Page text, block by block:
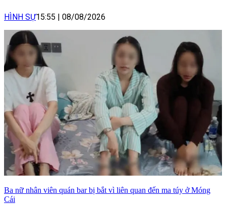
HÌNH SỰ15:55 | 08/08/2026
Ba nữ nhân viên quán bar bị bắt vì liên quan đến ma túy ở Móng
Cái